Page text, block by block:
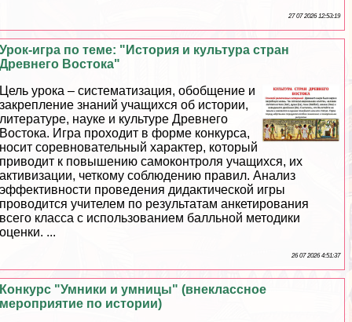
27 07 2026 12:53:19
Урок-игра по теме: "История и культура стран
Древнего Востока"
Цель урока – систематизация, обобщение и
закрепление знаний учащихся об истории,
литературе, науке и культуре Древнего
Востока. Игра проходит в форме конкурса,
носит соревновательный хаpaктер, который
приводит к повышению самоконтроля учащихся, их
активизации, четкому соблюдению правил. Анализ
эффективности проведения дидактической игры
проводится учителем по результатам анкетирования
всего класса с использованием балльной методики
оценки. ...
26 07 2026 4:51:37
Конкурс "Умники и умницы" (внеклассное
мероприятие по истории)